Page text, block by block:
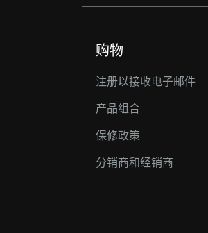
购物
注册以接收电子邮件
产品组合
保修政策
分销商和经销商